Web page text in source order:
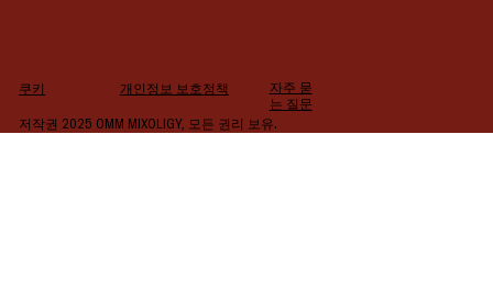
저작권 2025 OMM MIXOLIGY, 모든 권리 보유.
쿠키 개인정보 보호정책
자주 묻
는 질문